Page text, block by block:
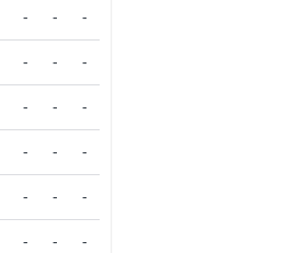
- - -
- - -
- - -
- - -
- - -
- - -